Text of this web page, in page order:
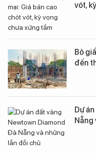
vót,
Bỏ
đến
Dự
Nẵng